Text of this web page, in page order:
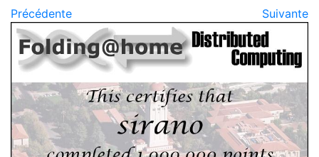
Précédente Suivante